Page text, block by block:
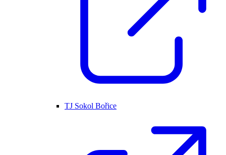
TJ Sokol Bořice